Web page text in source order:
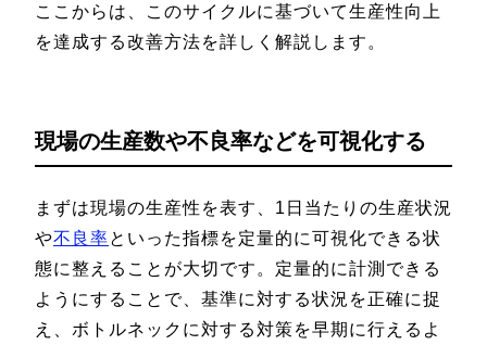
ここからは、このサイクルに基づいて生産性向上
を達成する改善方法を詳しく解説します。
現場の生産数や不良率などを可視化する
まずは現場の生産性を表す、1日当たりの生産状況
や不良率といった指標を定量的に可視化できる状
態に整えることが大切です。定量的に計測できる
ようにすることで、基準に対する状況を正確に捉
え、ボトルネックに対する対策を早期に行えるよ